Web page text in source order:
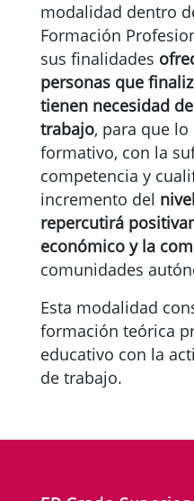
modalidad dentro
Formación
sus finalidades
personas que
tienen necesidad
trabajo, para que
formativo, con la
competencia y
incremento del
repercutirá
económico y la
comunidades
Esta modalidad
formación teórica
educativo con la
de trabajo.